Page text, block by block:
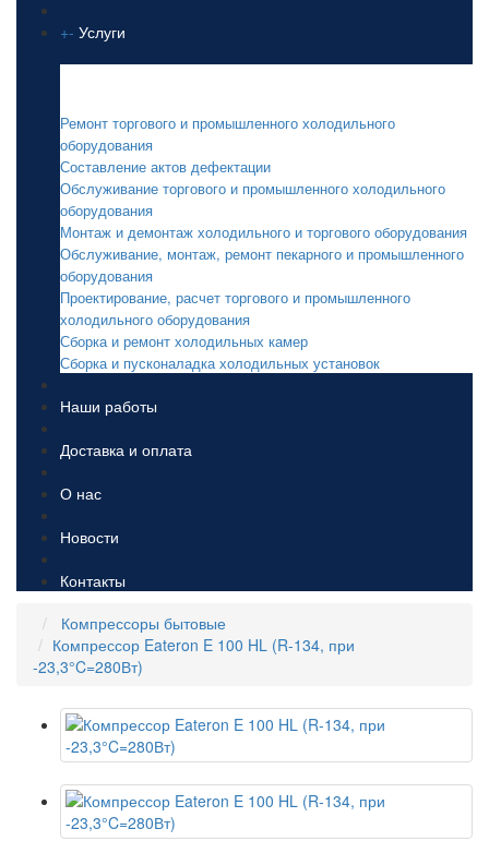
+- Услуги
Ремонт торгового и промышленного холодильного
оборудования
Составление актов дефектации
Обслуживание торгового и промышленного холодильного
оборудования
Монтаж и демонтаж холодильного и торгового оборудования
Обслуживание, монтаж, ремонт пекарного и промышленного
оборудования
Проектирование, расчет торгового и промышленного
холодильного оборудования
Сборка и ремонт холодильных камер
Сборка и пусконаладка холодильных установок
Наши работы
Доставка и оплата
О нас
Новости
Контакты
Компрессоры бытовые
Компрессор Eateron E 100 HL (R-134, при
-23,3°C=280Вт)